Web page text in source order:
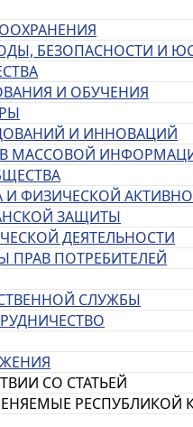
БЕЗОПАСНОСТИ И
И ОБУЧЕНИЯ
И ИННОВАЦИЙ
МАССОВОЙ
И ФИЗИЧЕСКОЙ
ЗАЩИТЫ
ДЕЯТЕЛЬНОСТИ
ПРАВ ПОТРЕБИТЕЛЕЙ
СЛУЖБЫ
СО СТАТЬЕЙ
РЕСПУБЛИКОЙ